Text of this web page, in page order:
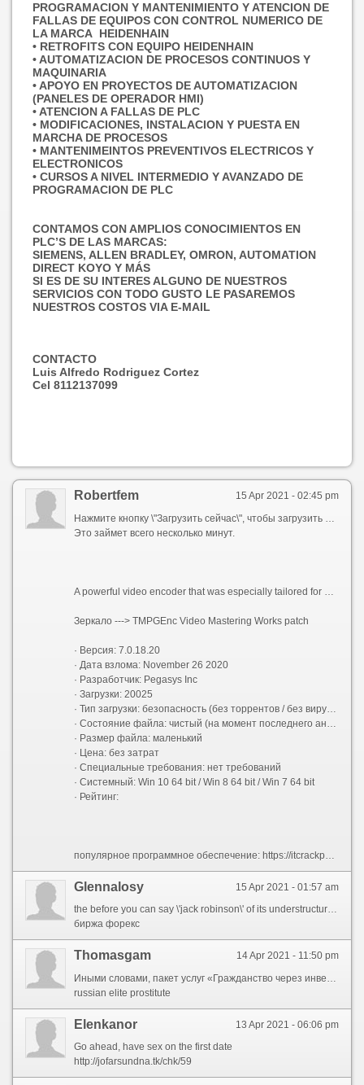
PROGRAMACION Y MANTENIMIENTO Y ATENCION DE
FALLAS DE EQUIPOS CON CONTROL NUMERICO DE
LA MARCA HEIDENHAIN
• RETROFITS CON EQUIPO HEIDENHAIN
• AUTOMATIZACION DE PROCESOS CONTINUOS Y
MAQUINARIA
• APOYO EN PROYECTOS DE AUTOMATIZACION
(PANELES DE OPERADOR HMI)
• ATENCION A FALLAS DE PLC
• MODIFICACIONES, INSTALACION Y PUESTA EN
MARCHA DE PROCESOS
• MANTENIMEINTOS PREVENTIVOS ELECTRICOS Y
ELECTRONICOS
• CURSOS A NIVEL INTERMEDIO Y AVANZADO DE
PROGRAMACION DE PLC
CONTAMOS CON AMPLIOS CONOCIMIENTOS EN
PLC’S DE LAS MARCAS:
SIEMENS, ALLEN BRADLEY, OMRON, AUTOMATION
DIRECT KOYO Y MÁS
SI ES DE SU INTERES ALGUNO DE NUESTROS
SERVICIOS CON TODO GUSTO LE PASAREMOS
NUESTROS COSTOS VIA E-MAIL
CONTACTO
Luis Alfredo Rodriguez Cortez
Cel 8112137099
15 Apr 2021 - 02:45 pm
Robertfem
Это займет всего несколько минут.
A powerful video encoder that was especially tailored for all users who need to convert almost any video into a different file types
Зеркало ---> TMPGEnc Video Mastering Works patch
· Версия: 7.0.18.20
· Дата взлома: November 26 2020
· Разработчик: Pegasys Inc
· Загрузки: 20025
· Тип загрузки: безопасность (без торрентов / без вирусов)
· Состояние файла: чистый (на момент последнего анализа)
· Размер файла: маленький
· Цена: без затрат
· Специальные требования: нет требований
· Системный: Win 10 64 bit / Win 8 64 bit / Win 7 64 bit
· Рейтинг:
популярное программное обеспечение: https://itcrackpc.com
15 Apr 2021 - 01:57 am
Glennalosy
the before you can say \'jack robinson\' of its understructure, RoboForex has every time been focd on providing best trading conditions using innovative technologies and tons years of experience. RoboForex is an ecumenical middleman, which offers eight asset types and more than 12.000 instruments for trading.
биржа форекс
14 Apr 2021 - 11:50 pm
Thomasgam
russian elite prostitute
13 Apr 2021 - 06:06 pm
Elenkanor
Go ahead, have sex on the first date
http://jofarsundna.tk/chk/59